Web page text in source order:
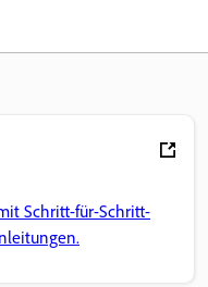
Schritt-für-Schritt-